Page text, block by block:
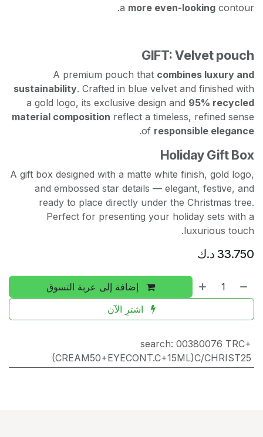
amore even-looking
GIFT: Velvet
A premium pouch thatcombines luxury
sustainability. Crafted in blue velvet and finished
a gold logo, its exclusive design and95%
material compositionreflect a timeless, refined
ofresponsible
.
Holiday Gift
A gift box designed with a matte white finish, gold
and embossed star details — elegant, festive,
ready to place directly under the Christmas
Perfect for presenting your holiday sets with
luxurious
د.ك
إضافة إلى عربة التسوق
اشترِ الآن
search:00380076
(CREAM50+EYECONT.C+15ML)C/